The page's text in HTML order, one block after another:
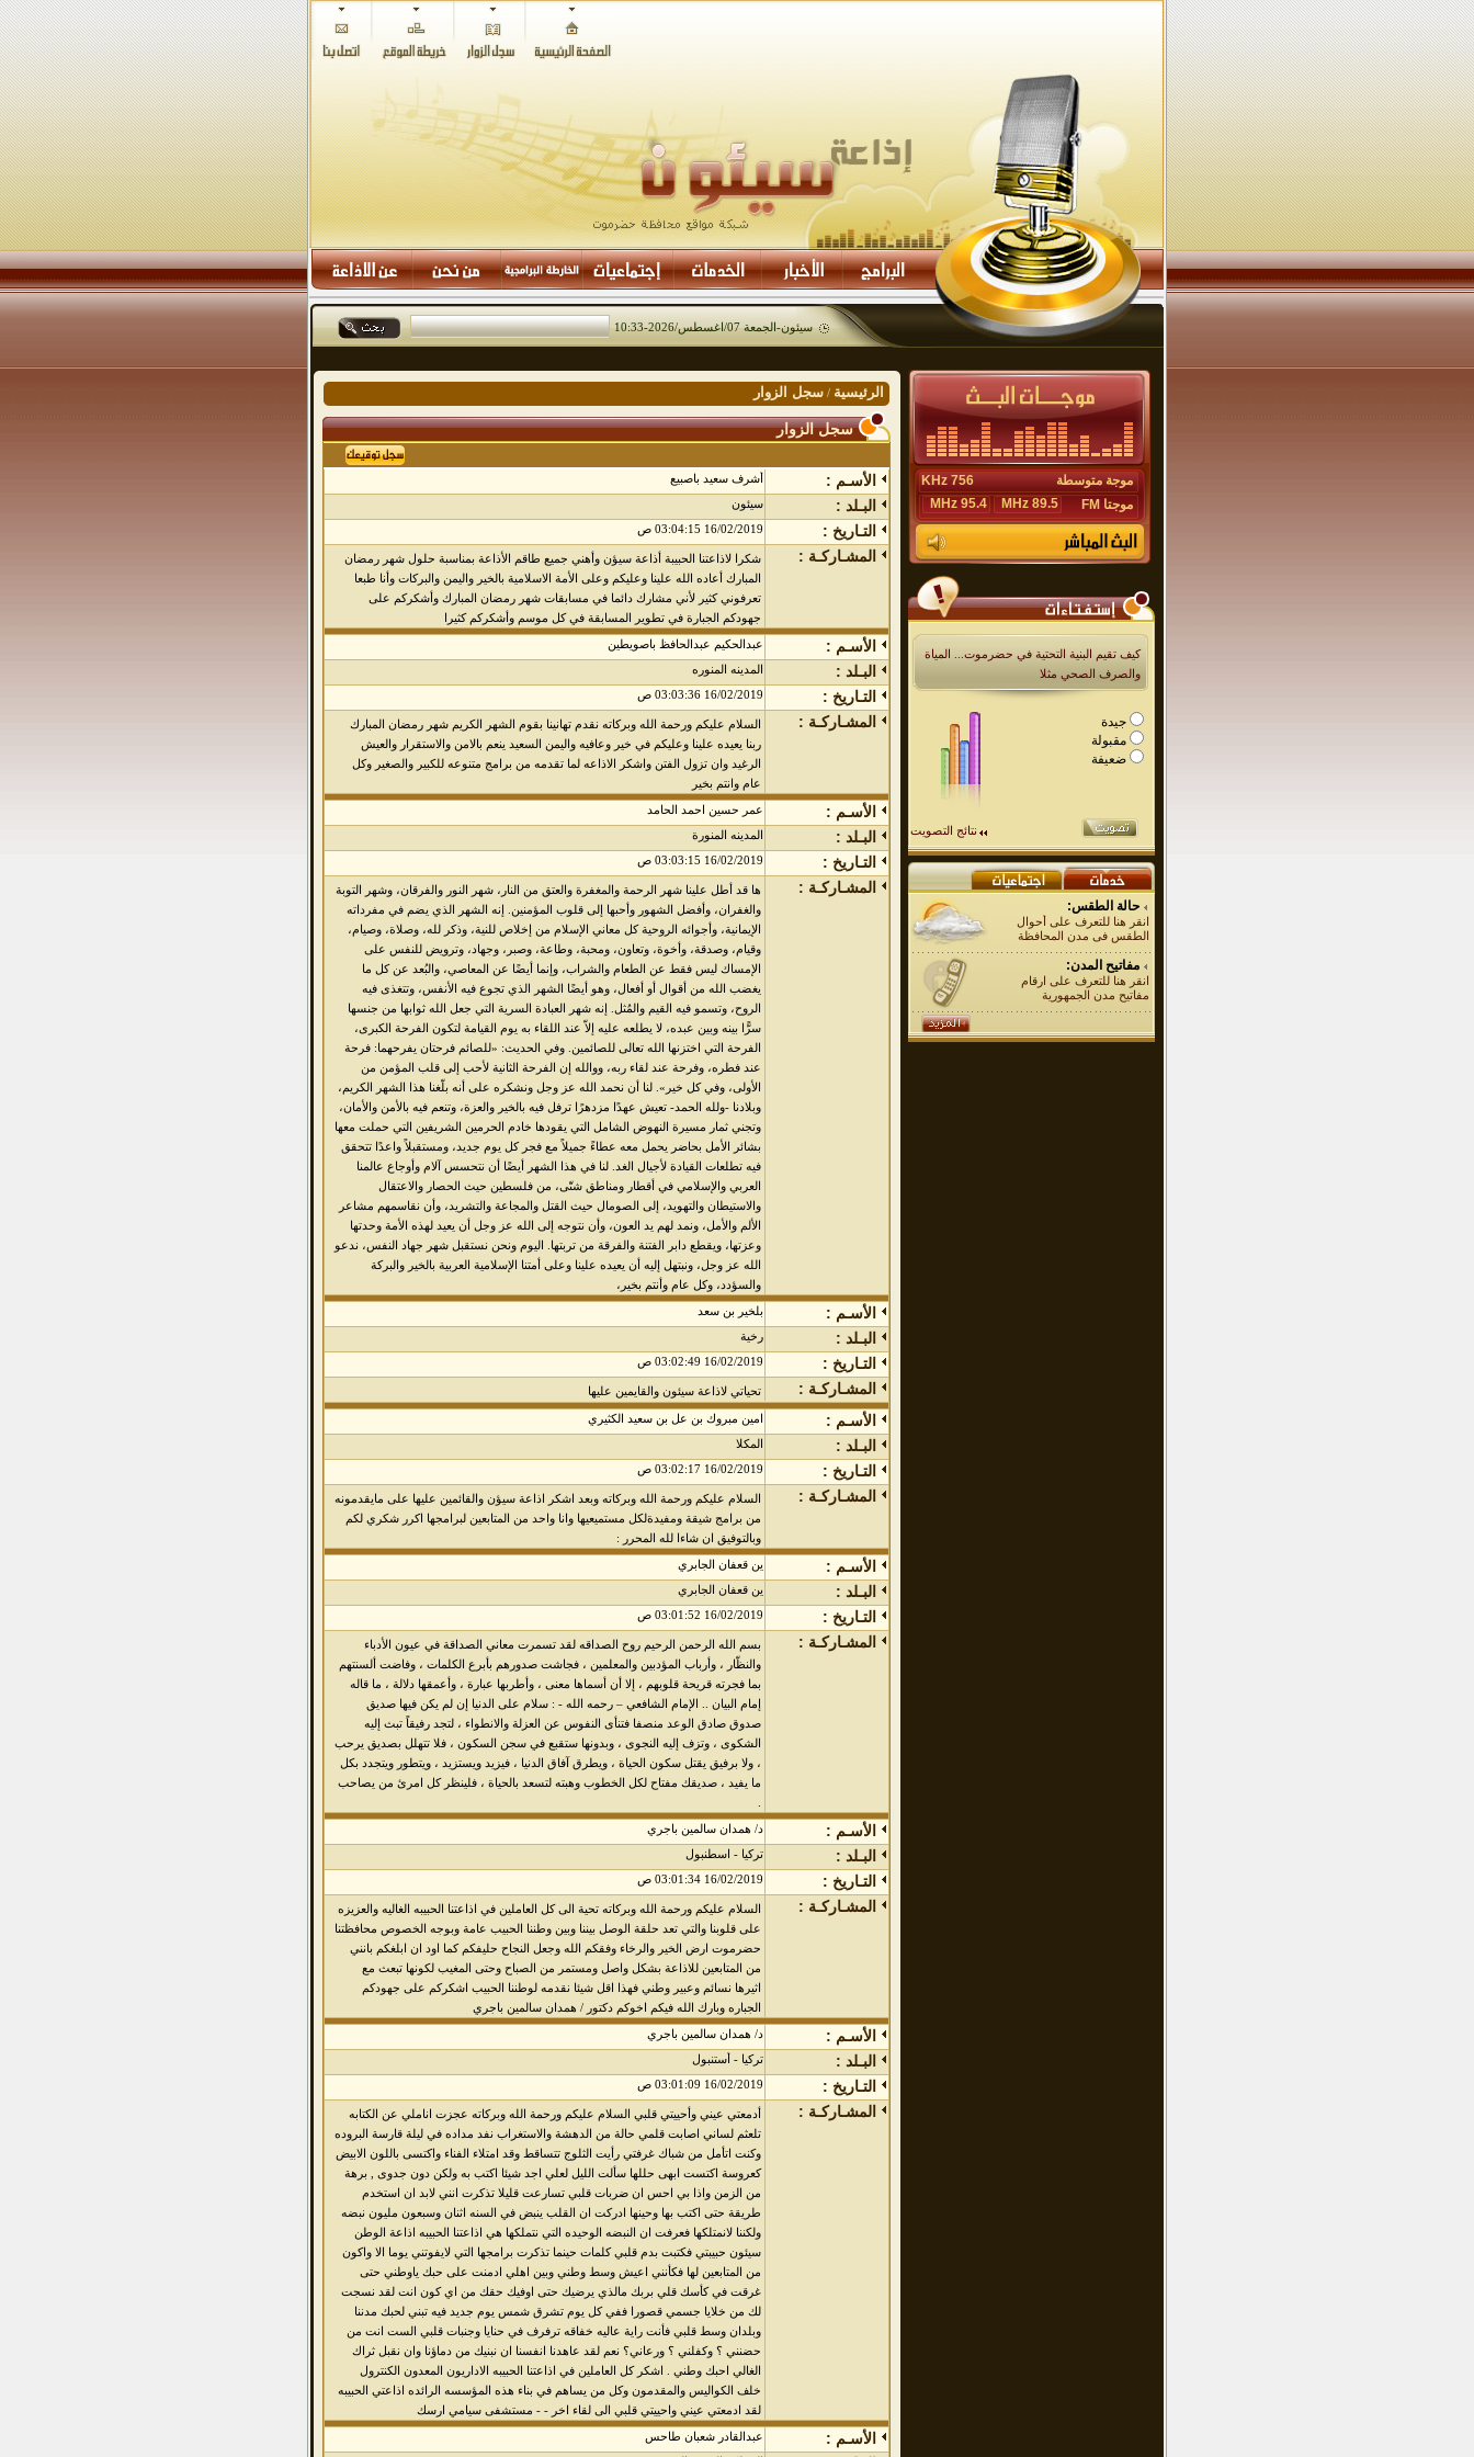
سيئون-الجمعة 07/اغسطس/2026 -
10:33
موجة متوسطة
756 KHz
موجتا FM
95.4 MHz 89.5 MHz
كيف تقيم البنية التحتية في حضرموت... المياة
والصرف الصحي مثلا
جيدة
مقبولة
ضعيفة
نتائج التصويت
حالة الطقس:
انقر هنا للتعرف على أحوال
الطقس فى مدن المحافظة
مفاتيح المدن:
انقر هنا للتعرف على ارقام
مفاتيح مدن الجمهورية
الرئيسية / سجل الزوار
سجل الزوار
الأسـم : أشرف سعيد باصبيع
البـلد : سيئون
التـاريخ : 16/02/2019 03:04:15 ص
المشـاركـة :
شكرا لاذاعتنا الحبيبة أذاعة سيؤن وأهني جميع طاقم الأذاعة بمناسبة حلول شهر رمضان
المبارك أعاده الله علينا وعليكم وعلى الأمة الاسلامية بالخير واليمن والبركات وأنا طبعا
تعرفوني كثير لأني مشارك دائما في مسابقات شهر رمضان المبارك وأشكركم على
جهودكم الجبارة في تطوير المسابقة في كل موسم وأشكركم كثيرا
الأسـم : عبدالحكيم عبدالحافظ باصويطين
البـلد : المدينه المنوره
التـاريخ : 16/02/2019 03:03:36 ص
المشـاركـة :
السلام عليكم ورحمة الله وبركاته نقدم تهانينا بقوم الشهر الكريم شهر رمضان المبارك
ربنا يعيده علينا وعليكم في خير وعافيه واليمن السعيد ينعم بالامن والاستقرار والعيش
الرغيد وان تزول الفتن واشكر الاذاعه لما تقدمه من برامج متنوعه للكبير والصغير وكل
عام وانتم بخير
الأسـم : عمر حسين احمد الحامد
البـلد : المدينه المنورة
التـاريخ : 16/02/2019 03:03:15 ص
المشـاركـة :
ها قد أطل علينا شهر الرحمة والمغفرة والعتق من النار، شهر النور والفرقان، وشهر التوبة
والغفران، وأفضل الشهور وأحبها إلى قلوب المؤمنين. إنه الشهر الذي يضم في مفرداته
الإيمانية، وأجوائه الروحية كل معاني الإسلام من إخلاص للنية، وذكر لله، وصلاة، وصيام،
وقيام، وصدقة، وأخوة، وتعاون، ومحبة، وطاعة، وصبر، وجهاد، وترويض للنفس على
الإمساك ليس فقط عن الطعام والشراب، وإنما أيضًا عن المعاصي، والبُعد عن كل ما
يغضب الله من أقوال أو أفعال، وهو أيضًا الشهر الذي تجوع فيه الأنفس، وتتغذى فيه
الروح، وتسمو فيه القيم والمُثل. إنه شهر العبادة السرية التي جعل الله ثوابها من جنسها
سرًّا بينه وبين عبده، لا يطلعه عليه إلاّ عند اللقاء به يوم القيامة لتكون الفرحة الكبرى،
الفرحة التي اختزنها الله تعالى للصائمين. وفي الحديث: «للصائم فرحتان يفرحهما: فرحة
عند فطره، وفرحة عند لقاء ربه، ووالله إن الفرحة الثانية لأحب إلى قلب المؤمن من
الأولى، وفي كل خير». لنا أن نحمد الله عز وجل ونشكره على أنه بلّغنا هذا الشهر الكريم،
وبلادنا -ولله الحمد- تعيش عهدًا مزدهرًا ترفل فيه بالخير والعزة، وتنعم فيه بالأمن والأمان،
وتجني ثمار مسيرة النهوض الشامل التي يقودها خادم الحرمين الشريفين التي حملت معها
بشائر الأمل بحاضر يحمل معه عطاءً جميلاً مع فجر كل يوم جديد، ومستقبلاً واعدًا تتحقق
فيه تطلعات القيادة لأجيال الغد. لنا في هذا الشهر أيضًا أن نتحسس آلام وأوجاع عالمنا
العربي والإسلامي في أقطار ومناطق شتّى، من فلسطين حيث الحصار والاعتقال
والاستيطان والتهويد، إلى الصومال حيث القتل والمجاعة والتشريد، وأن نقاسمهم مشاعر
الألم والأمل، ونمد لهم يد العون، وأن نتوجه إلى الله عز وجل أن يعيد لهذه الأمة وحدتها
وعزتها، ويقطع دابر الفتنة والفرقة من تربتها. اليوم ونحن نستقبل شهر جهاد النفس، ندعو
الله عز وجل، ونبتهل إليه أن يعيده علينا وعلى أمتنا الإسلامية العربية بالخير والبركة
والسؤدد، وكل عام وأنتم بخير،
الأسـم : بلخير بن سعد
البـلد : رخية
التـاريخ : 16/02/2019 03:02:49 ص
المشـاركـة : تحياتي لاذاعة سيئون والقايمين عليها
الأسـم : امين مبروك بن عل بن سعيد الكثيري
البـلد : المكلا
التـاريخ : 16/02/2019 03:02:17 ص
المشـاركـة :
السلام عليكم ورحمة الله وبركاته وبعد اشكر اذاعة سيؤن والقائمين عليها على مايقدمونه
من برامج شيقة ومفيدةلكل مستميعيها وانا واحد من المتابعين لبرامجها اكرر شكري لكم
وبالتوفيق ان شاءا لله المحرر :
الأسـم : ين قعفان الجابري
البـلد : ين قعفان الجابري
التـاريخ : 16/02/2019 03:01:52 ص
المشـاركـة :
بسم الله الرحمن الرحيم روح الصداقه لقد تسمرت معاني الصداقة في عيون الأدباء
والنظّار ، وأرباب المؤدبين والمعلمين ، فجاشت صدورهم بأبرع الكلمات ، وفاضت ألسنتهم
بما فجرته قريحة قلوبهم ، إلا أن أسماها معنى ، وأطربها عبارة ، وأعمقها دلالة ، ما قاله
إمام البيان .. الإمام الشافعي – رحمه الله - : سلام على الدنيا إن لم يكن فيها صديق
صدوق صادق الوعد منصفا فتنأى النفوس عن العزلة والانطواء ، لتجد رفيقاً تبث إليه
الشكوى ، وتزف إليه النجوى ، وبدونها ستقبع في سجن السكون ، فلا تتهلل بصديق يرحب
، ولا برفيق يقتل سكون الحياة ، ويطرق آفاق الدنيا ، فيزيد ويستزيد ، ويتطور ويتجدد بكل
ما يفيد ، صديقك مفتاح لكل الخطوب وهبته لتسعد بالحياة ، فلينظر كل امرئ من يصاحب
الأسـم : د/ همدان سالمين باجري
البـلد : تركيا - اسطنبول
التـاريخ : 16/02/2019 03:01:34 ص
المشـاركـة :
السلام عليكم ورحمة الله وبركاته تحية الى كل العاملين في اذاعتنا الحبيبه الغاليه والعزيزه
على قلوبنا والتي تعد حلقة الوصل بيننا وبين وطننا الحبيب عامة وبوجه الخصوص محافظتنا
حضرموت ارض الخير والرخاء وفقكم الله وجعل النجاح حليفكم كما اود ان ابلغكم بانني
من المتابعين للاذاعة بشكل واصل ومستمر من الصباح وحتى المغيب لكونها تبعث مع
اثيرها نسائم وعبير وطني فهذا اقل شيئا نقدمه لوطننا الحبيب اشكركم على جهودكم
الجباره وبارك الله فيكم اخوكم دكتور / همدان سالمين باجري
الأسـم : د/ همدان سالمين باجري
البـلد : تركيا - أستنبول
التـاريخ : 16/02/2019 03:01:09 ص
المشـاركـة :
أدمعتي عيني وأحييتي قلبي السلام عليكم ورحمة الله وبركاته عجزت اناملي عن الكتابه
تلعثم لساني اصابت قلمي حالة من الدهشة والاستغراب نفد مداده في ليلة قارسة البروده
وكنت اتأمل من شباك غرفتي رأيت الثلوج تتساقط وقد امتلاء الفناء واكتسى باللون الابيض
كعروسة اكتست ابهى حللها سألت الليل لعلي اجد شيئا اكتب به ولكن دون جدوى , برهة
من الزمن واذا بي احس ان ضربات قلبي تسارعت قليلا تذكرت انني لابد ان استخدم
طريقة حتى اكتب بها وحينها ادركت ان القلب ينبض في السنه اثنان وسبعون مليون نبضه
ولكننا لانمتلكها فعرفت ان النبضه الوحيده التي نتملكها هي اذاعتنا الحبيبه اذاعة الوطن
سيئون حبيبتي فكتبت بدم قلبي كلمات حينما تذكرت برامجها التي لايفوتني يوما الا واكون
من المتابعين لها فكأنني اعيش وسط وطني وبين اهلي ادمنت على حبك ياوطني حتى
غرقت في كأسك قلي بربك مالذي يرضيك حتى اوفيك حقك من اي كون انت لقد نسجت
لك من خلايا جسمي قصورا ففي كل يوم تشرق شمس يوم جديد فيه تبني لحبك مدننا
وبلدان وسط قلبي فأنت راية عاليه خفاقه ترفرف في حنايا وجنبات قلبي الست انت من
حضنني ؟ وكفلني ؟ ورعاني؟ نعم لقد عاهدنا انفسنا ان نبنيك من دماؤنا وان نقبل ثراك
الغالي احبك وطني . اشكر كل العاملين في اذاعتنا الحبيبه الاداريون المعدون الكنترول
خلف الكواليس والمقدمون وكل من يساهم في بناء هذه المؤسسه الرائده اذاعتي الحبيبه
لقد ادمعتي عيني واحييتي قلبي الى لقاء اخر - - مستشفى سيامي ارسك
الأسـم : عبدالقادر شعبان طاحس